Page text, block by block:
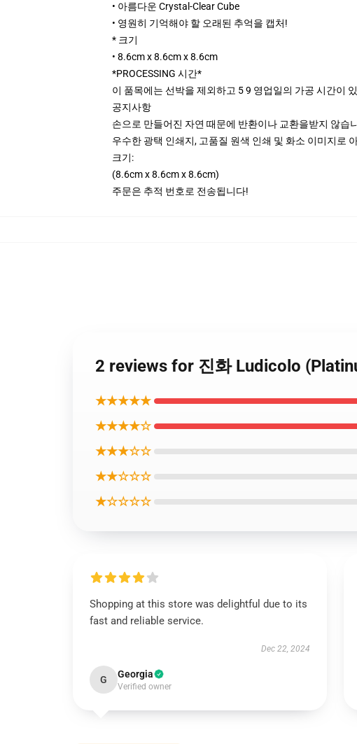
• 아름다운 Crystal-Clear Cube
• 영원히 기억해야 할 오래된 추억을 캡처!
* 크기
• 8.6cm x 8.6cm x 8.6cm
*PROCESSING 시간*
이 품목에는 선박을 제외하고 5 9 영업일의 가공 시간이
공지사항
손으로 만들어진 자연 때문에 반환이나 교환을받지 않습
우수한 광택 인쇄지, 고품질 원색 인쇄 및 화소 이미지로
크기:
(8.6cm x 8.6cm x 8.6cm)
주문은 추적 번호로 전송됩니다!
2 reviews for 진화 Ludicolo
★★★★★
★★★★☆
★★★☆☆
★★☆☆☆
★☆☆☆☆
Shopping at this store was delightful due to its
fast and reliable service.
Dec 22, 2024
G Georgia
Verified owner